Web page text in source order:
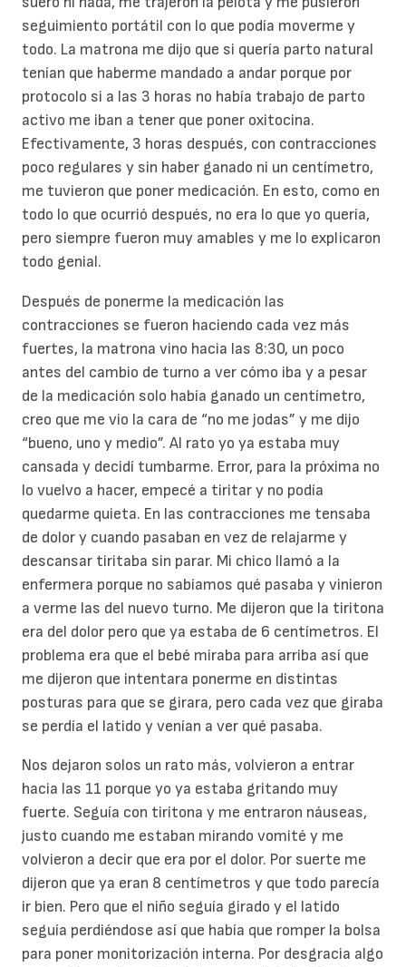
seguimiento portátil con lo que podía moverme y
todo. La matrona me dijo que si quería parto natural
tenían que haberme mandado a andar porque por
protocolo si a las 3 horas no había trabajo de parto
activo me iban a tener que poner oxitocina.
Efectivamente, 3 horas después, con contracciones
poco regulares y sin haber ganado ni un centímetro,
me tuvieron que poner medicación. En esto, como en
todo lo que ocurrió después, no era lo que yo quería,
pero siempre fueron muy amables y me lo explicaron
todo genial.
Después de ponerme la medicación las
contracciones se fueron haciendo cada vez más
fuertes, la matrona vino hacia las 8:30, un poco
antes del cambio de turno a ver cómo iba y a pesar
de la medicación solo había ganado un centímetro,
creo que me vio la cara de “no me jodas” y me dijo
“bueno, uno y medio”. Al rato yo ya estaba muy
cansada y decidí tumbarme. Error, para la próxima no
lo vuelvo a hacer, empecé a tiritar y no podía
quedarme quieta. En las contracciones me tensaba
de dolor y cuando pasaban en vez de relajarme y
descansar tiritaba sin parar. Mi chico llamó a la
enfermera porque no sabíamos qué pasaba y vinieron
a verme las del nuevo turno. Me dijeron que la tiritona
era del dolor pero que ya estaba de 6 centímetros. El
problema era que el bebé miraba para arriba así que
me dijeron que intentara ponerme en distintas
posturas para que se girara, pero cada vez que giraba
se perdía el latido y venían a ver qué pasaba.
Nos dejaron solos un rato más, volvieron a entrar
hacia las 11 porque yo ya estaba gritando muy
fuerte. Seguía con tiritona y me entraron náuseas,
justo cuando me estaban mirando vomité y me
volvieron a decir que era por el dolor. Por suerte me
dijeron que ya eran 8 centímetros y que todo parecía
ir bien. Pero que el niño seguía girado y el latido
seguía perdiéndose así que había que romper la bolsa
para poner monitorización interna. Por desgracia algo